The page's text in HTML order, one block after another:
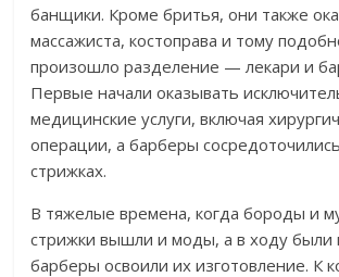
банщики. Кроме бритья, они также
массажиста, костоправа и тому
произошло разделение — лекари и
Первые начали оказывать
медицинские услуги, включая
операции, а барберы
стрижках.
В тяжелые времена, когда бороды и
стрижки вышли и моды, а в ходу были
барберы освоили их изготовление. К